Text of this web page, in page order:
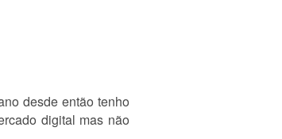
desde então tenho
digital mas não